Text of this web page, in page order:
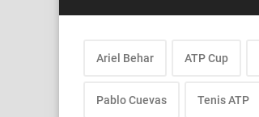
Ariel Behar ATP Cup
Pablo Cuevas Tenis ATP